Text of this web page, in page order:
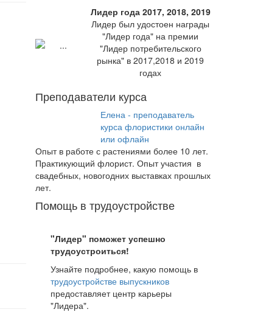
Лидер года 2017, 2018, 2019
Лидер был удостоен награды
"Лидер года" на премии
"Лидер потребительского
рынка" в 2017,2018 и 2019
годах
Преподаватели курса
Елена - преподаватель
курса флористики онлайн
или офлайн
Опыт в работе с растениями более 10 лет.
Практикующий флорист. Опыт участия в
свадебных, новогодних выставках прошлых
лет.
Помощь в трудоустройстве
"Лидер" поможет успешно
трудоустроиться!
Узнайте подробнее, какую помощь в
трудоустройстве выпускников
предоставляет центр карьеры
"Лидера".